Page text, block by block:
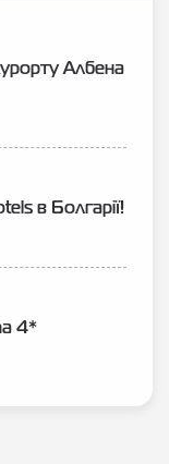
Албена
в Болгарії!
4*